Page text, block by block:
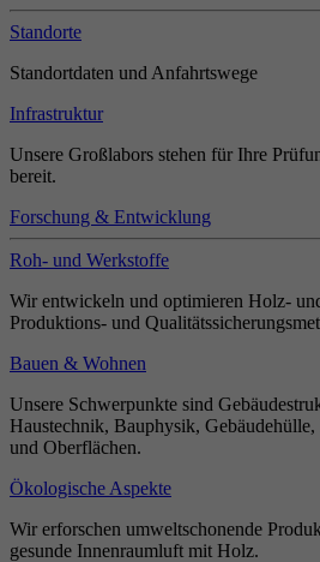
Standorte
Standortdaten und Anfahrtswege
Infrastruktur
Unsere Großlabors stehen für Ihre
bereit.
Forschung & Entwicklung
Roh- und Werkstoffe
Wir entwickeln und optimieren Holz-
Produktions- und
Bauen & Wohnen
Unsere Schwerpunkte sind
Haustechnik, Bauphysik, Gebäudehülle,
und Oberflächen.
Ökologische Aspekte
Wir erforschen umweltschonende
gesunde Innenraumluft mit Holz.